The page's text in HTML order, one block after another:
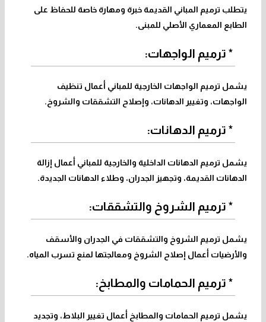
يتطلب ترميم المباني القديمة خبرة ومهارة خاصة للحفاظ على
الطابع المعماري الأصلي للمبنى.
* ترميم الواجهات:
يشمل ترميم الواجهات الخارجية للمباني أعمال تنظيف
الواجهات، وتغيير الدهانات، وإصلاح التشققات والشروخ.
* ترميم الدهانات:
يشمل ترميم الدهانات الداخلية والخارجية للمباني أعمال إزالة
الدهانات القديمة، وتجهيز الجدران، وطلاء الدهانات الجديدة.
* ترميم الشروخ والتشققات:
يشمل ترميم الشروخ والتشققات في الجدران والأسقف
والأرضيات أعمال إصلاح الشروخ ومعالجتها لمنع تسرب المياه.
* ترميم الحمامات والمطابخ:
يشمل ترميم الحمامات والمطابخ أعمال تغيير البلاط، وتجديد